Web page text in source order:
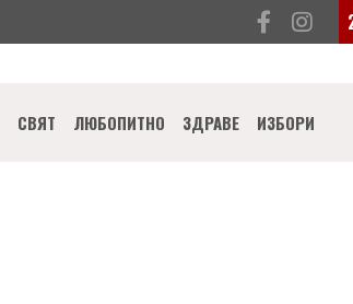
СВЯТ ЛЮБОПИТНО ЗДРАВЕ ИЗБОРИ